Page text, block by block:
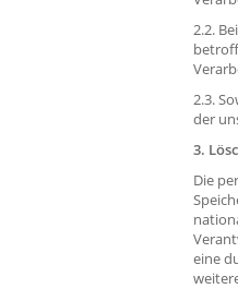
2.2.
2.3.
der
3.
Die
eine